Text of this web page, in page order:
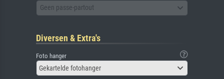
Geen passe-partout
Diversen & Extra's
Foto hanger
Gekartelde fotohanger